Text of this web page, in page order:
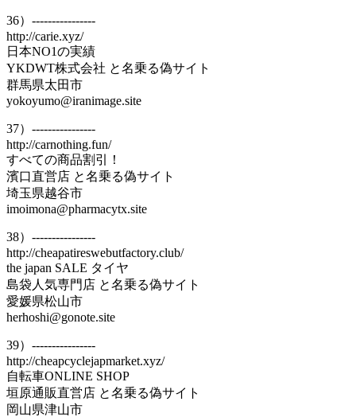
36）----------------
http://carie.xyz/
日本NO1の実績
YKDWT株式会社 と名乗る偽サイト
群馬県太田市
yokoyumo@iranimage.site
37）----------------
http://carnothing.fun/
すべての商品割引！
濱口直営店 と名乗る偽サイト
埼玉県越谷市
imoimona@pharmacytx.site
38）----------------
http://cheapatireswebutfactory.club/
the japan SALE タイヤ
島袋人気専門店 と名乗る偽サイト
愛媛県松山市
herhoshi@gonote.site
39）----------------
http://cheapcyclejapmarket.xyz/
自転車ONLINE SHOP
垣原通販直営店 と名乗る偽サイト
岡山県津山市